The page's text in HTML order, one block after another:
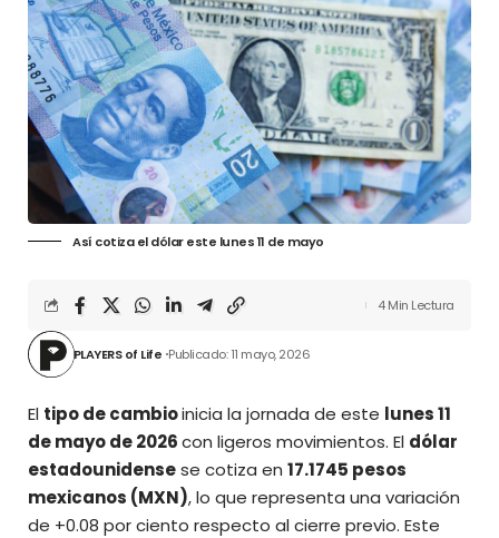
Así cotiza el dólar este lunes 11 de mayo
PLAYERS of Life Publicado: 11 mayo, 2026
4 Min Lectura
El tipo de cambioinicia la jornada de este lunes 11
de mayo de 2026con ligeros movimientos. El dólar
estadounidensese cotiza en 17.1745 pesos
mexicanos (MXN), lo que representa una variación
de +0.08 por ciento respecto al cierre previo. Este